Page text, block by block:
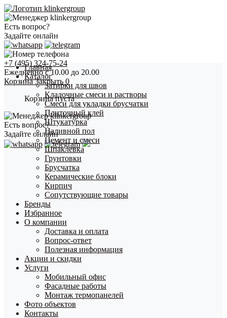
Есть вопрос?
Задайте онлайн
+7 (495) 324-75-24
Ежедневно с 10.00 до 20.00
Корзина Закрыть 0
Корзина пуста
Есть вопрос?
Задайте онлайн
Главная
Каталог
Затирки для швов
Кладочные смеси и растворы
Смеси для укладки брусчатки
Плиточный клей
Штукатурка
Наливной пол
Цемент и смеси
Шпаклевка
Грунтовки
Брусчатка
Керамические блоки
Кирпич
Сопутствующие товары
Бренды
Избранное
О компании
Доставка и оплата
Вопрос-ответ
Полезная информация
Акции и скидки
Услуги
Мобильный офис
Фасадные работы
Монтаж термопанелей
Фото объектов
Контакты